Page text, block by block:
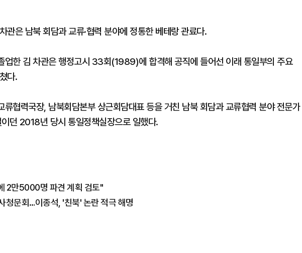
관은 남북 회담과 교류·협력 분야에 정통한 베테랑 관료다.
업한 김 차관은 행정고시 33회(1989)에 합격해 공직에 들어선 이래 통일부의 주요
다.
류협력국장, 남북회담본부 상근회담대표 등을 거친 남북 회담과 교류협력 분야 전문가
던 2018년 당시 통일정책실장으로 일했다.
2만5000명 파견 계획 검토"
청문회…이종석, '친북' 논란 적극 해명